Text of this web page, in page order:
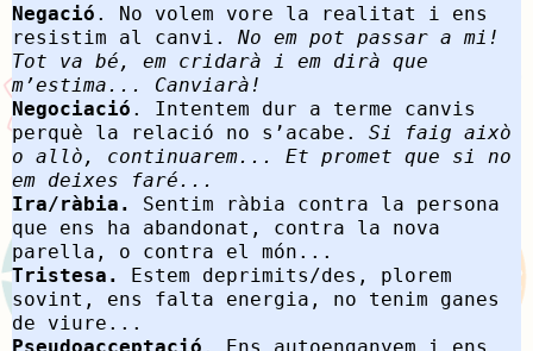
Negació . No volem vore la realitat i ens
resistim al canvi. No em pot passar a mi!
Tot va bé, em cridarà i em dirà que
m’estima... Canviarà!
Negociació . Intentem dur a terme canvis
perquè la relació no s’acabe. Si faig això
o allò, continuarem... Et promet que si no
em deixes faré...
Ira/ràbia. Sentim ràbia contra la persona
que ens ha abandonat, contra la nova
parella, o contra el món...
Tristesa. Estem deprimits/des, plorem
sovint, ens falta energia, no tenim ganes
de viure...